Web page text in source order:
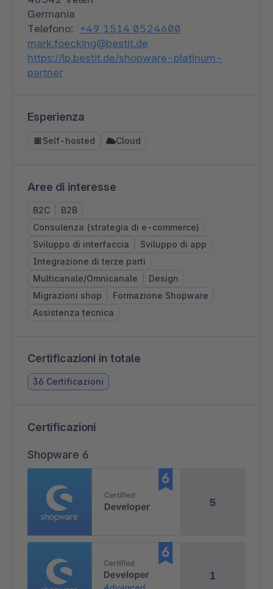
Germania
Telefono: +49 1514 0524600
mark.foecking@bestit.de
https://lp.bestit.de/shopware-platinum-
partner
Esperienza
Self-hosted Cloud
Aree di interesse
B2C
B2B
Consulenza (strategia di e-commerce)
Sviluppo di interfaccia
Sviluppo di app
Integrazione di terze parti
Multicanale/Omnicanale
Design
Migrazioni shop
Formazione Shopware
Assistenza tecnica
Certificazioni in totale
36 Certificazioni
Certificazioni
Shopware 6
5
1